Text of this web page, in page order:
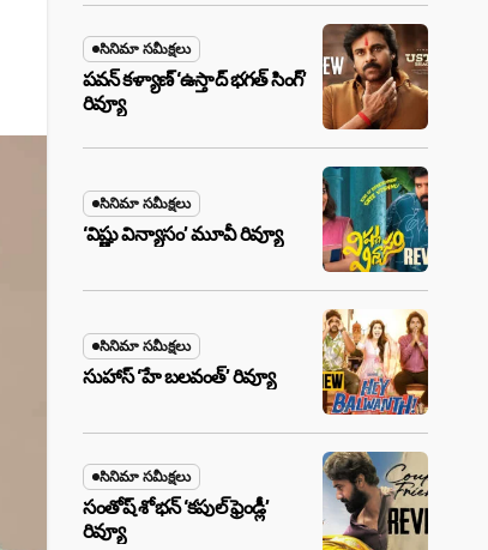
సినిమా సమీక్షలు
పవన్ కళ్యాణ్ ‘ఉస్తాద్ భ‌గ‌త్ సింగ్’
రివ్యూ
సినిమా సమీక్షలు
‘విష్ణు విన్యాసం’ మూవీ రివ్యూ
సినిమా సమీక్షలు
సుహాస్ ‘హే బలవంత్’ రివ్యూ
సినిమా సమీక్షలు
సంతోష్ శోభన్ ‘కపుల్ ఫ్రెండ్లీ’
రివ్యూ